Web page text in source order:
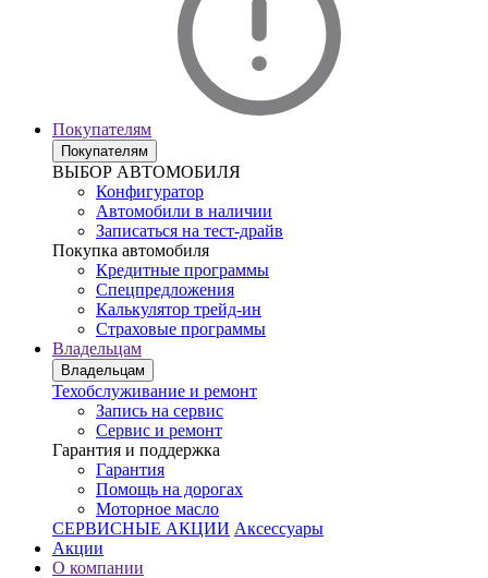
Покупателям
Покупателям
ВЫБОР АВТОМОБИЛЯ
Конфигуратор
Автомобили в наличии
Записаться на тест-драйв
Покупка автомобиля
Кредитные программы
Спецпредложения
Калькулятор трейд-ин
Страховые программы
Владельцам
Владельцам
Техобслуживание и ремонт
Запись на сервис
Сервис и ремонт
Гарантия и поддержка
Гарантия
Помощь на дорогах
Моторное масло
СЕРВИСНЫЕ АКЦИИ Аксессуары
Акции
О компании